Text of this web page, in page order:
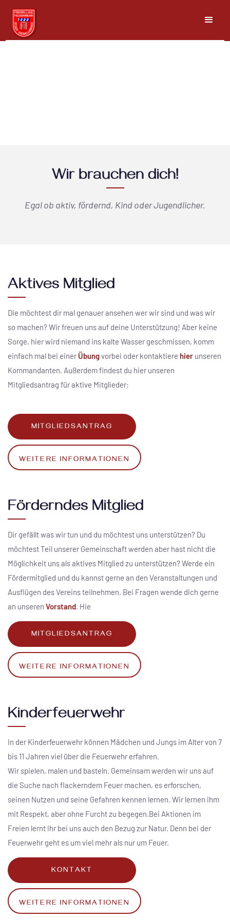
Wir brauchen dich!
Egal ob aktiv, fördernd, Kind oder Jugendlicher.
Aktives Mitglied
Die möchtest dir mal genauer ansehen wer wir sind und was wir
so machen? Wir freuen uns auf deine Unterstützung! Aber keine
Sorge, hier wird niemand ins kalte Wasser geschmissen, komm
einfach mal bei einer Übungvorbei oder kontaktiere hier unseren
Kommandanten. Außerdem findest du hier unseren
Mitgliedsantrag für aktive Mitglieder:
MITGLIEDSANTRAG
WEITERE INFORMATIONEN
Förderndes Mitglied
Dir gefällt was wir tun und du möchtest uns unterstützen? Du
möchtest Teil unserer Gemeinschaft werden aber hast nicht die
Möglichkeit uns als aktives Mitglied zu unterstützen? Werde ein
Fördermitglied und du kannst gerne an den Veranstaltungen und
Ausflügen des Vereins teilnehmen. Bei Fragen wende dich gerne
an unseren Vorstand. Hie
MITGLIEDSANTRAG
WEITERE INFORMATIONEN
Kinderfeuerwehr
In der Kinderfeuerwehr können Mädchen und Jungs im Alter von 7
bis 11 Jahren viel über die Feuerwehr erfahren.
Wir spielen, malen und basteln. Gemeinsam werden wir uns auf
die Suche nach flackerndem Feuer machen, es erforschen,
seinen Nutzen und seine Gefahren kennen lernen. Wir lernen ihm
mit Respekt, aber ohne Furcht zu begegen.Bei Aktionen im
Freien lernt ihr bei uns auch den Bezug zur Natur. Denn bei der
Feuerwehr geht es um viel mehr als nur um Feuer.
KONTAKT
WEITERE INFORMATIONEN